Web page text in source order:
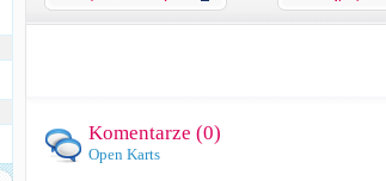
Komentarze (0)
Open Karts